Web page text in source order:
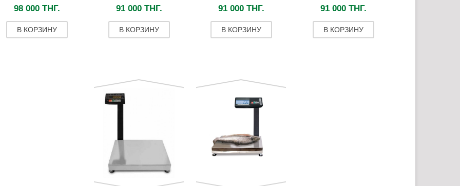
98 000 ТНГ.
В КОРЗИНУ
91 000 ТНГ.
В КОРЗИНУ
91 000 ТНГ.
В КОРЗИНУ
91 000 ТНГ.
В КОРЗИНУ